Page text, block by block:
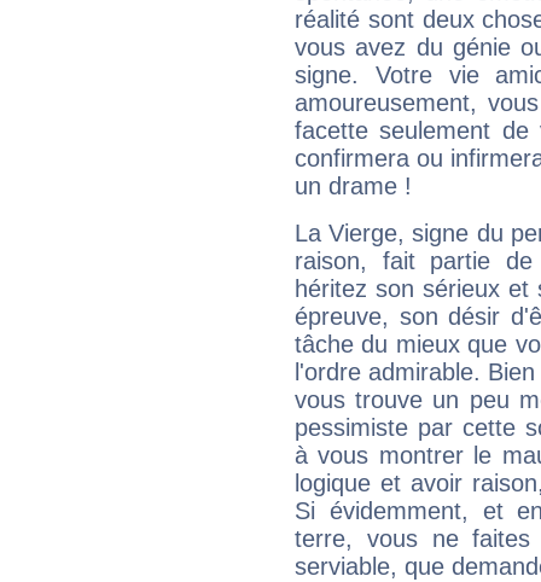
réalité sont deux
vous avez du génie
signe. Votre vie
amoureusement,
facette seulement
confirmera ou
un drame !
La Vierge, signe du
raison, fait partie
héritez son sérieux
épreuve, son désir
tâche du mieux que
l'ordre admirable.
vous trouve un peu
pessimiste par cette
à vous montrer le
logique et avoir
Si évidemment, et
terre, vous ne
serviable, que